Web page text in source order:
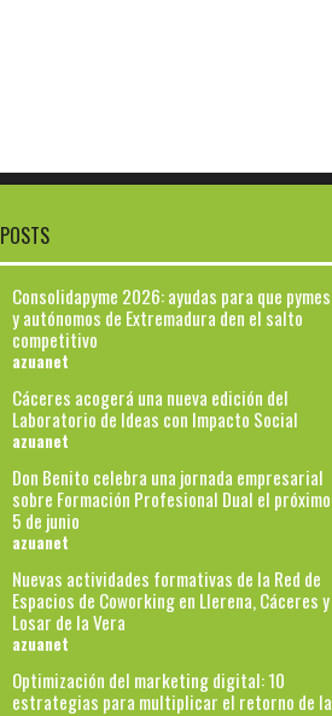
POSTS
Consolidapyme 2026: ayudas para que pymes
y autónomos de Extremadura den el salto
competitivo
azuanet
Cáceres acogerá una nueva edición del
Laboratorio de Ideas con Impacto Social
azuanet
Don Benito celebra una jornada empresarial
sobre Formación Profesional Dual el próximo
5 de junio
azuanet
Nuevas actividades formativas de la Red de
Espacios de Coworking en Llerena, Cáceres y
Losar de la Vera
azuanet
Optimización del marketing digital: 10
estrategias para multiplicar el retorno de la